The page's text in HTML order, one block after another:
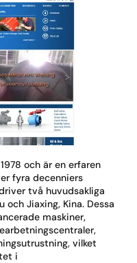
och är en erfaren
fyra decenniers
två huvudsakliga
och Jiaxing, Kina. Dessa
maskiner,
vilket
i